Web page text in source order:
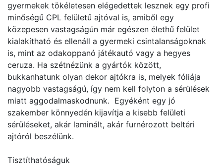
gyermekek tökéletesen elégedettek lesznek egy profi
minőségű CPL felületű ajtóval is, amiből egy
közepesen vastagságún már egészen élethű felület
kialakítható és ellenáll a gyermeki csintalanságoknak
is, mint az odakoppanó játékautó vagy a hegyes
ceruza. Ha szétnézünk a gyártók között,
bukkanhatunk olyan dekor ajtókra is, melyek fóliája
nagyobb vastagságú, így nem kell folyton a sérülések
miatt aggodalmaskodnunk. Egyéként egy jó
szakember könnyedén kijavítja a kisebb felületi
sérüléseket, akár laminált, akár furnérozott beltéri
ajtóról beszélünk.
Tisztíthatóságuk